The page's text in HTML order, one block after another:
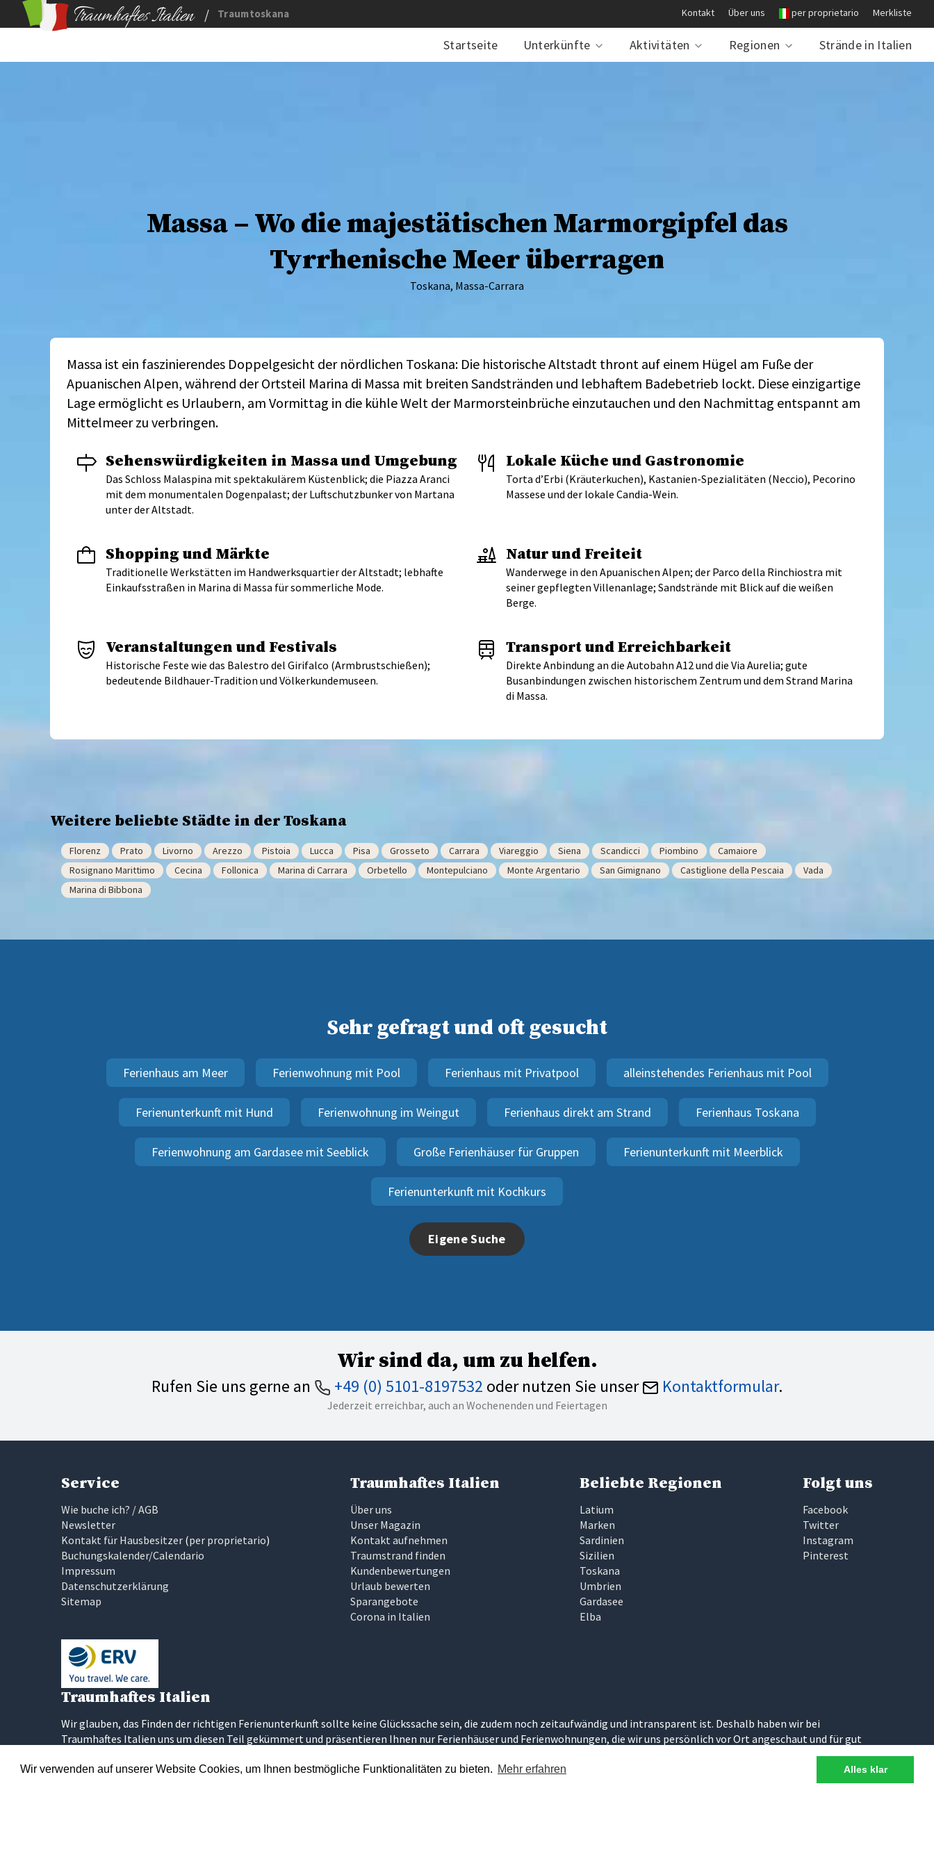
Wir verwenden auf unserer Website Cookies, um Ihnen bestmögliche Funktionalitäten zu bieten. Mehr erfahren Alles klar
/ Traumtoskana Kontakt Über uns per proprietario Merkliste
Startseite Unterkünfte Aktivitäten Regionen Strände in Italien
Massa – Wo die majestätischen Marmorgipfel das
Tyrrhenische Meer überragen
Toskana, Massa-Carrara
Massa ist ein faszinierendes Doppelgesicht der nördlichen Toskana: Die historische Altstadt thront auf einem Hügel am Fuße der
Apuanischen Alpen, während der Ortsteil Marina di Massa mit breiten Sandstränden und lebhaftem Badebetrieb lockt. Diese einzigartige
Lage ermöglicht es Urlaubern, am Vormittag in die kühle Welt der Marmorsteinbrüche einzutauchen und den Nachmittag entspannt am
Mittelmeer zu verbringen.
Sehenswürdigkeiten in Massa und Umgebung
Das Schloss Malaspina mit spektakulärem Küstenblick; die Piazza Aranci
mit dem monumentalen Dogenpalast; der Luftschutzbunker von Martana
unter der Altstadt.
Lokale Küche und Gastronomie
Torta d’Erbi (Kräuterkuchen), Kastanien-Spezialitäten (Neccio), Pecorino
Massese und der lokale Candia-Wein.
Shopping und Märkte
Traditionelle Werkstätten im Handwerksquartier der Altstadt; lebhafte
Einkaufsstraßen in Marina di Massa für sommerliche Mode.
Natur und Freiteit
Wanderwege in den Apuanischen Alpen; der Parco della Rinchiostra mit
seiner gepflegten Villenanlage; Sandstrände mit Blick auf die weißen
Berge.
Veranstaltungen und Festivals
Historische Feste wie das Balestro del Girifalco (Armbrustschießen);
bedeutende Bildhauer-Tradition und Völkerkundemuseen.
Transport und Erreichbarkeit
Direkte Anbindung an die Autobahn A12 und die Via Aurelia; gute
Busanbindungen zwischen historischem Zentrum und dem Strand Marina
di Massa.
Weitere beliebte Städte in der Toskana
Florenz Prato Livorno Arezzo Pistoia Lucca Pisa Grosseto Carrara Viareggio Siena Scandicci Piombino
Camaiore
Rosignano Marittimo
Cecina Follonica Marina di Carrara Orbetello Montepulciano Monte Argentario San Gimignano Castiglione della Pescaia
Vada
Marina di Bibbona
Sehr gefragt und oft gesucht
Ferienhaus am Meer Ferienwohnung mit Pool Ferienhaus mit Privatpool alleinstehendes Ferienhaus mit Pool
Ferienunterkunft mit Hund Ferienwohnung im Weingut Ferienhaus direkt am Strand Ferienhaus Toskana
Ferienwohnung am Gardasee mit Seeblick Große Ferienhäuser für Gruppen Ferienunterkunft mit Meerblick
Ferienunterkunft mit Kochkurs
Eigene Suche
Wir sind da, um zu helfen.
Rufen Sie uns gerne an +49 (0) 5101-8197532 oder nutzen Sie unser Kontaktformular.
Jederzeit erreichbar, auch an Wochenenden und Feiertagen
Service
Wie buche ich? / AGB
Newsletter
Kontakt für Hausbesitzer (per proprietario)
Buchungskalender/Calendario
Impressum
Datenschutzerklärung
Sitemap
Traumhaftes Italien
Über uns
Unser Magazin
Kontakt aufnehmen
Traumstrand finden
Kundenbewertungen
Urlaub bewerten
Sparangebote
Corona in Italien
Beliebte Regionen
Latium
Marken
Sardinien
Sizilien
Toskana
Umbrien
Gardasee
Elba
Folgt uns
Facebook
Twitter
Instagram
Pinterest
Traumhaftes Italien
Wir glauben, das Finden der richtigen Ferienunterkunft sollte keine Glückssache sein, die zudem noch zeitaufwändig und intransparent ist. Deshalb haben wir bei
Traumhaftes Italien uns um diesen Teil gekümmert und präsentieren Ihnen nur Ferienhäuser und Ferienwohnungen, die wir uns persönlich vor Ort angeschaut und für gut